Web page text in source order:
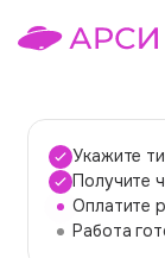
Темы работ
Укажите
Получите
Оплатите
Работа